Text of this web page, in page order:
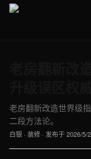
老房翻新改造世界级
二段方法论。
白银 · 装修 · 发布于2026/5/